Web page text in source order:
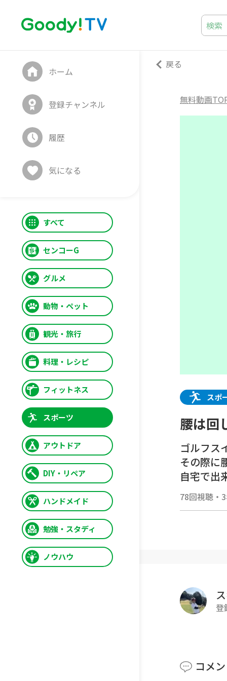
ホーム
登録チャンネル
履歴
気になる
すべて
センコーG
グルメ
動物・ペット
観光・旅行
料理・レシピ
フィットネス
スポーツ
アウトドア
DIY・リペア
ハンドメイド
勉強・スタディ
ノウハウ
戻る
無料動画
スポ
腰は回
ゴルフス
その際に
自宅で出
＃ゴルフ
78回視聴 ・
登
コメ